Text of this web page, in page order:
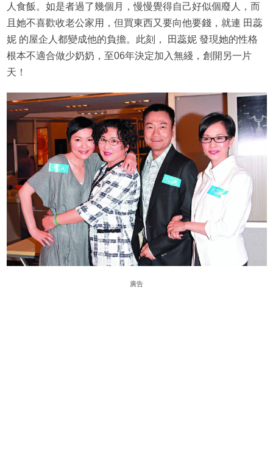
人食飯。如是者過了幾個月，慢慢覺得自己好似個廢人，而
且她不喜歡收老公家用，但買東西又要向他要錢，就連 田蕊
妮 的屋企人都變成他的負擔。此刻， 田蕊妮 發現她的性格
根本不適合做少奶奶，至06年決定加入無綫，創開另一片
天！
廣告